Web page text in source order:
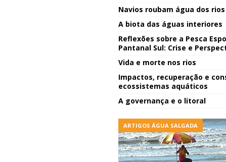
Navios roubam água dos
A biota das águas interiores
Reflexões sobre a Pesca
Pantanal Sul: Crise e
Vida e morte nos rios
Impactos, recuperação e
ecossistemas aquáticos
A governança e o litoral
ARTIGOS ÁGUA SALGADA